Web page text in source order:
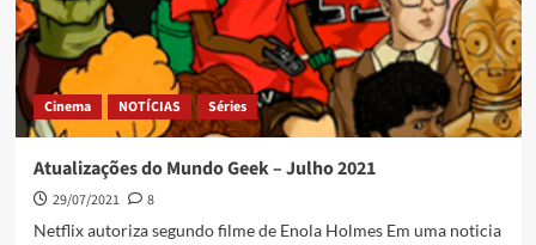
Cinema NOTÍCIAS Séries
Atualizações do Mundo Geek – Julho 2021
29/07/2021
8
Netflix autoriza segundo filme de Enola Holmes Em uma noticia